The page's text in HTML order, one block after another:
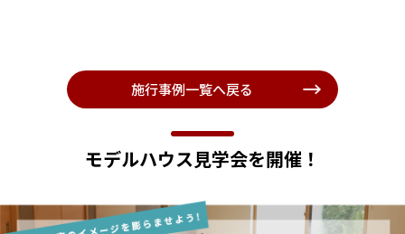
施行事例一覧へ戻る
モデルハウス見学会を開催！